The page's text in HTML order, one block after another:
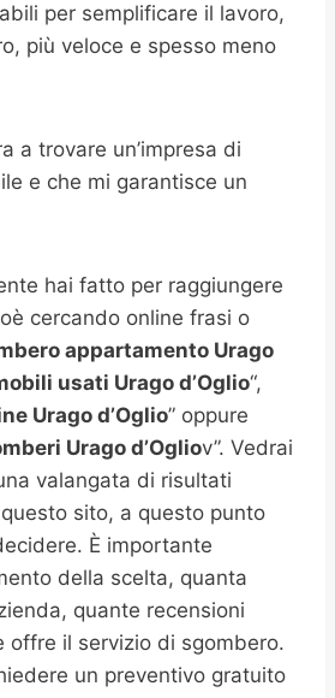
per semplificare il lavoro,
più veloce e spesso meno
a trovare un’impresa di
e che mi garantisce un
hai fatto per raggiungere
cercando online frasi o
appartamento Urago
usati Urago d’Oglio“,
Urago d’Oglio” oppure
Urago d’Ogliov”. Vedrai
valangata di risultati
sito, a questo punto
È importante
della scelta, quanta
quante recensioni
offre il servizio di sgombero.
un preventivo gratuito